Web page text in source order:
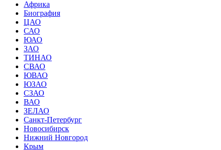
Африка
Биография
ЦАО
САО
ЮАО
ЗАО
ТИНАО
СВАО
ЮВАО
ЮЗАО
СЗАО
ВАО
ЗЕЛАО
Санкт-Петербург
Новосибирск
Нижний Новгород
Крым